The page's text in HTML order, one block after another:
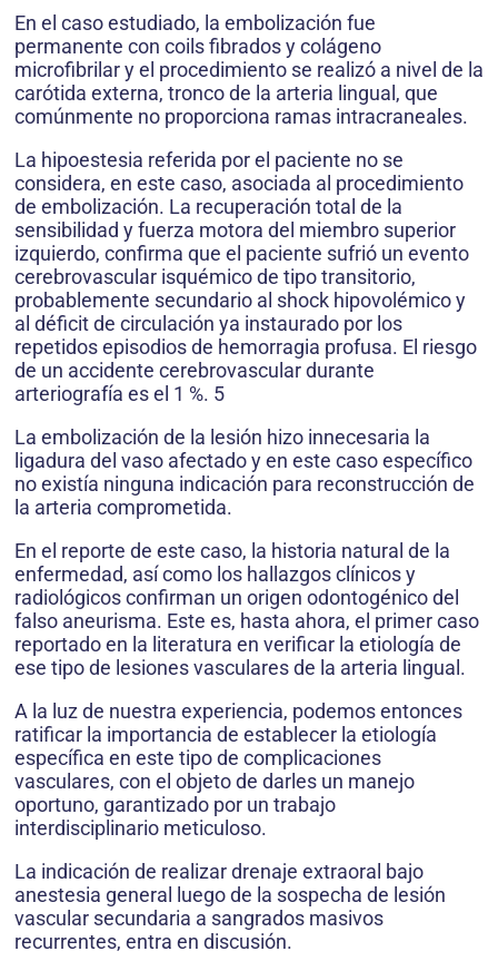
En el caso estudiado, la embolización fue
permanente con coils fibrados y colágeno
microfibrilar y el procedimiento se realizó a nivel de la
carótida externa, tronco de la arteria lingual, que
comúnmente no proporciona ramas intracraneales.
La hipoestesia referida por el paciente no se
considera, en este caso, asociada al procedimiento
de embolización. La recuperación total de la
sensibilidad y fuerza motora del miembro superior
izquierdo, confirma que el paciente sufrió un evento
cerebrovascular isquémico de tipo transitorio,
probablemente secundario al shock hipovolémico y
al déficit de circulación ya instaurado por los
repetidos episodios de hemorragia profusa. El riesgo
de un accidente cerebrovascular durante
arteriografía es el 1 %. 5
La embolización de la lesión hizo innecesaria la
ligadura del vaso afectado y en este caso específico
no existía ninguna indicación para reconstrucción de
la arteria comprometida.
En el reporte de este caso, la historia natural de la
enfermedad, así como los hallazgos clínicos y
radiológicos confirman un origen odontogénico del
falso aneurisma. Este es, hasta ahora, el primer caso
reportado en la literatura en verificar la etiología de
ese tipo de lesiones vasculares de la arteria lingual.
A la luz de nuestra experiencia, podemos entonces
ratificar la importancia de establecer la etiología
específica en este tipo de complicaciones
vasculares, con el objeto de darles un manejo
oportuno, garantizado por un trabajo
interdisciplinario meticuloso.
La indicación de realizar drenaje extraoral bajo
anestesia general luego de la sospecha de lesión
vascular secundaria a sangrados masivos
recurrentes, entra en discusión.